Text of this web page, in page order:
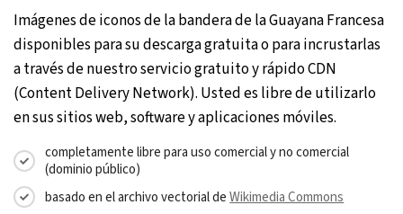
Imágenes de iconos de la bandera de la Guayana Francesa
disponibles para su descarga gratuita o para incrustarlas
a través de nuestro servicio gratuito y rápido CDN
(Content Delivery Network). Usted es libre de utilizarlo
en sus sitios web, software y aplicaciones móviles.
completamente libre para uso comercial y no comercial
(dominio público)
basado en el archivo vectorial deWikimedia Commons